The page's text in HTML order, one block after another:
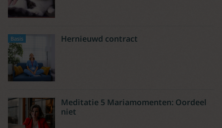
Basis Hernieuwd contract
Meditatie 5 Mariamomenten: Oordeel
niet